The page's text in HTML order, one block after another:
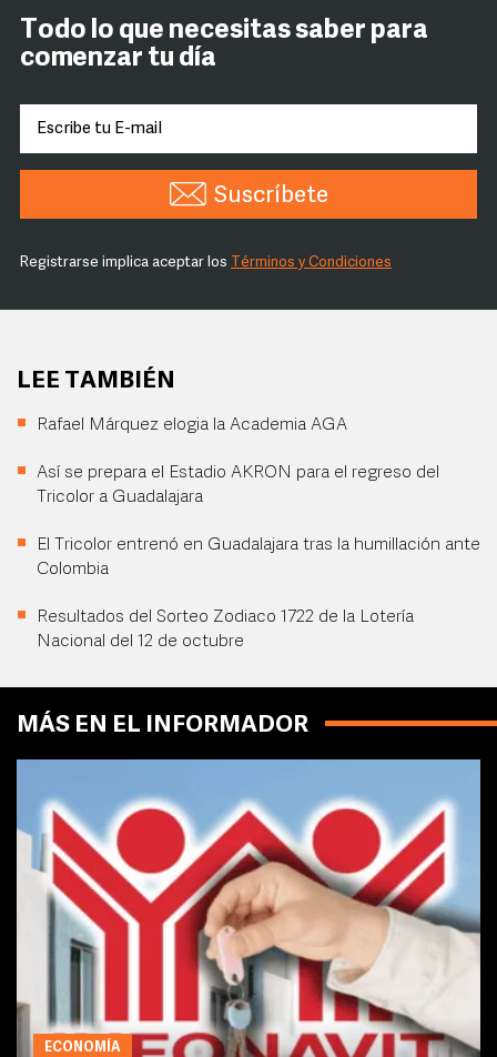
Todo lo que necesitas saber para
comenzar tu día
Suscríbete
Registrarse implica aceptar los Términos y Condiciones
LEE TAMBIÉN
Rafael Márquez elogia la Academia AGA
Así se prepara el Estadio AKRON para el regreso del
Tricolor a Guadalajara
El Tricolor entrenó en Guadalajara tras la humillación ante
Colombia
Resultados del Sorteo Zodiaco 1722 de la Lotería
Nacional del 12 de octubre
MÁS EN EL INFORMADOR
ECONOMÍA